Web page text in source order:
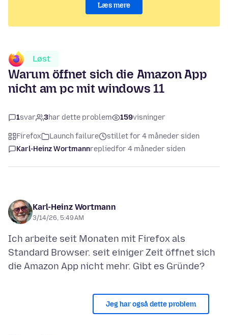
Læs mere
Løst
Warum öffnet sich die Amazon App
nicht am pc mit windows 11
1svar 3har dette problem 159visninger
Firefox Launch failure
stillet for 4 måneder siden
Karl-Heinz Wortmannrepliedfor 4 måneder siden
Karl-Heinz Wortmann
3/14/26, 5:49 AM
Ich arbeite seit Monaten mit Firefox als
Standard Browser. seit einiger Zeit öffnet sich
Jeg har også dette problem